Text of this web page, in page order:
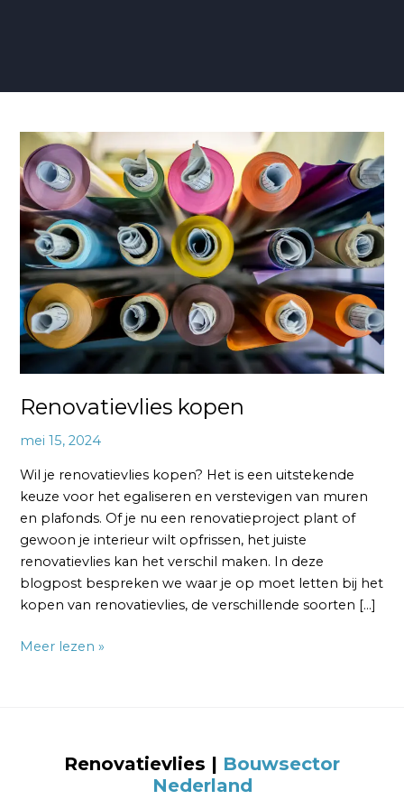
Renovatievlies kopen
mei 15, 2024
Wil je renovatievlies kopen? Het is een uitstekende
keuze voor het egaliseren en verstevigen van muren
en plafonds. Of je nu een renovatieproject plant of
gewoon je interieur wilt opfrissen, het juiste
renovatievlies kan het verschil maken. In deze
blogpost bespreken we waar je op moet letten bij het
kopen van renovatievlies, de verschillende soorten […]
Renovatievlies
kopen
Meer lezen »
Renovatievlies | Bouwsector
Nederland